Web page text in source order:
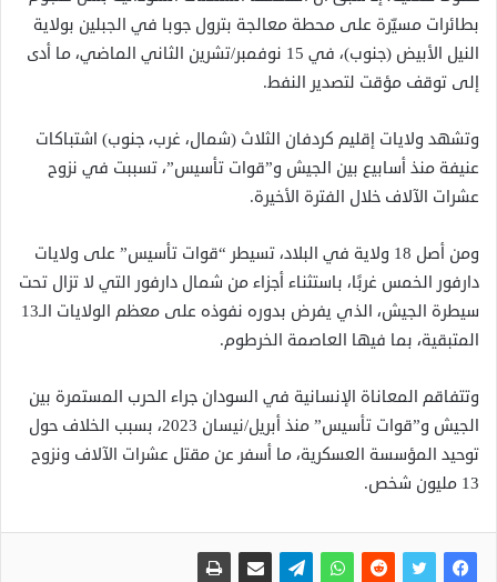
بطائرات مسيّرة على محطة معالجة بترول جوبا في الجبلين بولاية
النيل الأبيض (جنوب)، في 15 نوفمبر/تشرين الثاني الماضي، ما أدى
إلى توقف مؤقت لتصدير النفط.
وتشهد ولايات إقليم كردفان الثلاث (شمال، غرب، جنوب) اشتباكات
عنيفة منذ أسابيع بين الجيش و”قوات تأسيس”، تسببت في نزوح
عشرات الآلاف خلال الفترة الأخيرة.
ومن أصل 18 ولاية في البلاد، تسيطر “قوات تأسيس” على ولايات
دارفور الخمس غربًا، باستثناء أجزاء من شمال دارفور التي لا تزال تحت
سيطرة الجيش، الذي يفرض بدوره نفوذه على معظم الولايات الـ13
المتبقية، بما فيها العاصمة الخرطوم.
وتتفاقم المعاناة الإنسانية في السودان جراء الحرب المستمرة بين
الجيش و”قوات تأسيس” منذ أبريل/نيسان 2023، بسبب الخلاف حول
توحيد المؤسسة العسكرية، ما أسفر عن مقتل عشرات الآلاف ونزوح
13 مليون شخص.